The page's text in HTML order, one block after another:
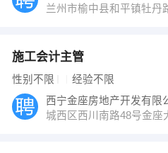
兰州市榆中县和平镇牡
施工会计主管
性别不限 经验不限
西宁金座房地产开发有限
城西区西川南路48号金座